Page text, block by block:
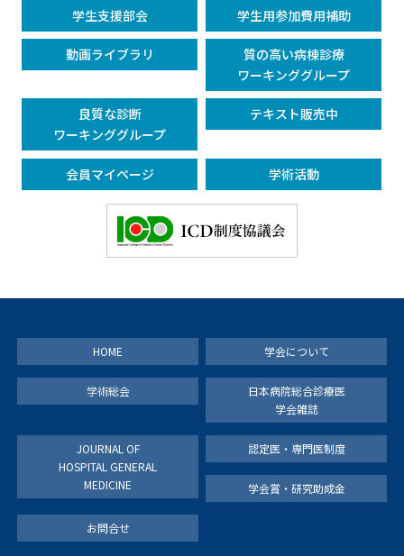
学生支援部会 学生用参加費用補助
動画ライブラリ
質の高い病棟診療
ワーキンググループ
良質な診断
ワーキンググループ
テキスト販売中
会員マイページ 学術活動
HOME 学会について
学術総会
日本病院総合診療医
学会雑誌
JOURNAL OF
HOSPITAL GENERAL
MEDICINE
認定医・専門医制度
学会賞・研究助成金
お問合せ